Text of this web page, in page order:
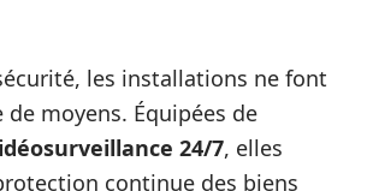
les installations ne font
de moyens. Équipées de
24/7, elles
continue des biens